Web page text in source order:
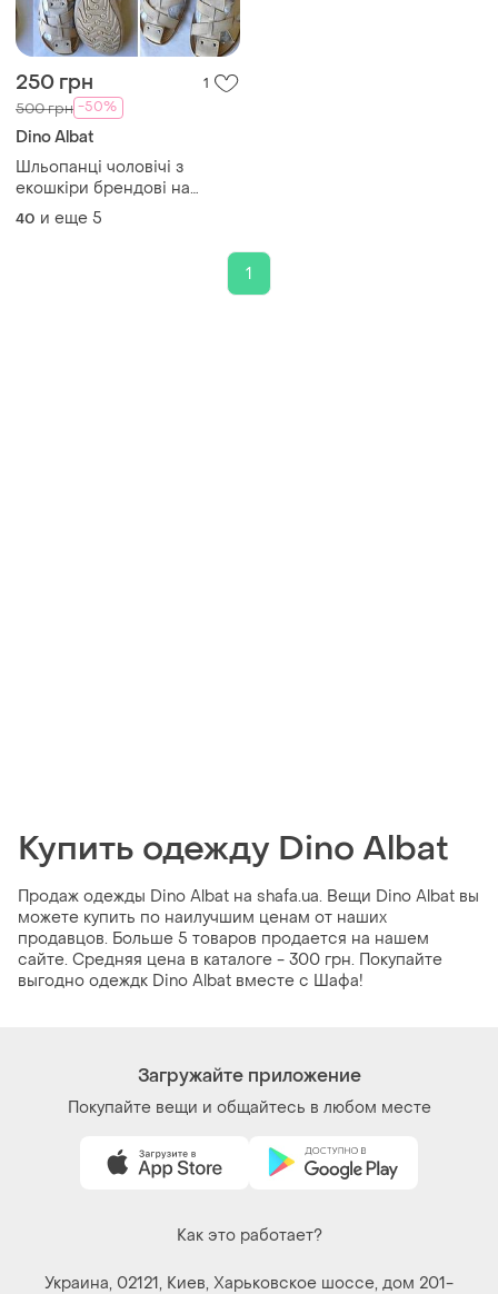
250 грн 1
500 грн -50%
Dino Albat
Шльопанці чоловічі з
екошкіри брендові на
товстій легкій підошві dino
albat 506-60(l1823-6)
40 и еще 5
1
Купить одежду Dino Albat
Продаж одежды Dino Albat на shafa.ua. Вещи Dino Albat вы
можете купить по наилучшим ценам от наших
продавцов. Больше 5 товаров продается на нашем
сайте. Средняя цена в каталоге - 300 грн. Покупайте
выгодно одеждк Dino Albat вместе с Шафа!
Загружайте приложение
Покупайте вещи и общайтесь в любом месте
Как это работает?
Украина, 02121, Киев, Харьковское шоссе, дом 201-